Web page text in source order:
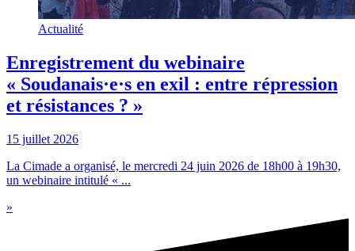
Actualité
Enregistrement du webinaire
« Soudanais·e·s en exil : entre répression
et résistances ? »
15 juillet 2026
La Cimade a organisé, le mercredi 24 juin 2026 de 18h00 à 19h30,
un webinaire intitulé « ...
»